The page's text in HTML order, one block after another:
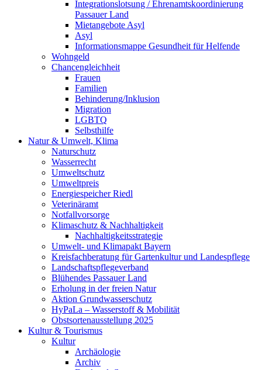
Integrationslotsung / Ehrenamtskoordinierung
Passauer Land
Mietangebote Asyl
Asyl
Informationsmappe Gesundheit für Helfende
Wohngeld
Chancengleichheit
Frauen
Familien
Behinderung/Inklusion
Migration
LGBTQ
Selbsthilfe
Natur & Umwelt, Klima
Naturschutz
Wasserrecht
Umweltschutz
Umweltpreis
Energiespeicher Riedl
Veterinäramt
Notfallvorsorge
Klimaschutz & Nachhaltigkeit
Nachhaltigkeitsstrategie
Umwelt- und Klimapakt Bayern
Kreisfachberatung für Gartenkultur und Landespflege
Landschaftspflegeverband
Blühendes Passauer Land
Erholung in der freien Natur
Aktion Grundwasserschutz
HyPaLa – Wasserstoff & Mobilität
Obstsortenausstellung 2025
Kultur & Tourismus
Kultur
Archäologie
Archiv